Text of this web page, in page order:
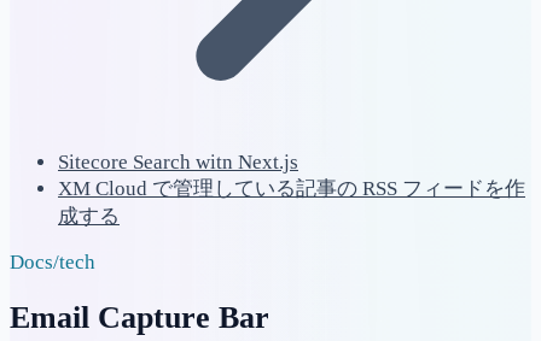
Sitecore Search witn Next.js
XM Cloud で管理している記事の RSS フィードを作
成する
Docs/tech
Email Capture Bar